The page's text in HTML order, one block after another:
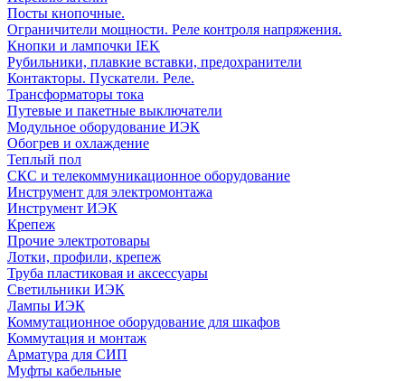
Посты кнопочные.
Ограничители мощности. Реле контроля напряжения.
Кнопки и лампочки IEK
Рубильники, плавкие вставки, предохранители
Контакторы. Пускатели. Реле.
Трансформаторы тока
Путевые и пакетные выключатели
Модульное оборудование ИЭК
Обогрев и охлаждение
Теплый пол
СКС и телекоммуникационное оборудование
Инструмент для электромонтажа
Инструмент ИЭК
Крепеж
Прочие электротовары
Лотки, профили, крепеж
Труба пластиковая и аксессуары
Светильники ИЭК
Лампы ИЭК
Коммутационное оборудование для шкафов
Коммутация и монтаж
Арматура для СИП
Муфты кабельные